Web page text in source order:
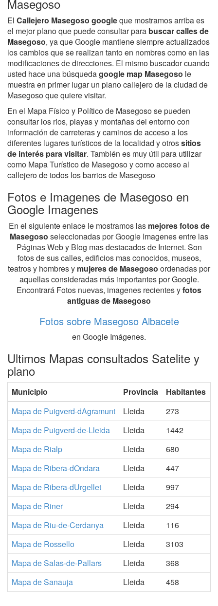
Masegoso
El Callejero Masegoso googleque mostramos arriba es
el mejor plano que puede consultar para buscar calles de
Masegoso, ya que Google mantiene siempre actualizados
los cambios que se realizan tanto en nombres como en las
modificaciones de direcciones. El mismo buscador cuando
usted hace una búsquedagoogle map Masegoso le
muestra en primer lugar un plano callejero de la ciudad de
Masegoso que quiere visitar.
En el Mapa Físico y Político de Masegoso se pueden
consultar los rios, playas y montañas del entorno con
información de carreteras y caminos de acceso a los
diferentes lugares turísticos de la localidad y otrossitios
de interés para visitar. También es muy útil para utilizar
como Mapa Turístico de Masegoso y como acceso al
callejero de todos los barrios de Masegoso
Fotos e Imagenes de Masegoso en
Google Imagenes
En el siguiente enlace le mostramos las mejores fotos de
Masegoso seleccionadas por Google Imagenes entre las
Páginas Web y Blog mas destacados de Internet. Son
fotos de sus calles, edificios mas conocidos, museos,
teatros y hombres y mujeres de Masegoso ordenadas por
aquellas consideradas más importantes por Google.
Encontrará Fotos nuevas, imagenes recientes yfotos
antiguas de Masegoso
Fotos sobre Masegoso Albacete
en Google Imágenes.
Ultimos Mapas consultados Satelite y
plano
Municipio Provincia
Habitantes
Mapa de Puigverd-dAgramunt
Lleida
273
Mapa de Puigverd-de-Lleida
Lleida
1442
Mapa de Rialp
Lleida
680
Mapa de Ribera-dOndara
Lleida
447
Mapa de Ribera-dUrgellet
Lleida
997
Mapa de Riner
Lleida
294
Mapa de Riu-de-Cerdanya
Lleida
116
Mapa de Rossello
Lleida
3103
Mapa de Salas-de-Pallars
Lleida
368
Mapa de Sanauja
Lleida 458